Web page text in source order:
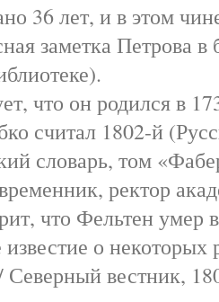
36 лет, и в этом
заметка Петрова в
что он родился в
считал 1802-й
словарь, том
ректор
что Фельтен умер
известие о некоторых
Северный вестник,